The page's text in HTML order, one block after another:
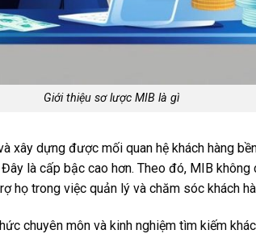
Giới thiệu sơ lược MIB là gì
xây dựng được mối quan hệ khách hàng
là cấp bậc cao hơn. Theo đó, MIB không
họ trong việc quản lý và chăm sóc khách
chuyên môn và kinh nghiệm tìm kiếm